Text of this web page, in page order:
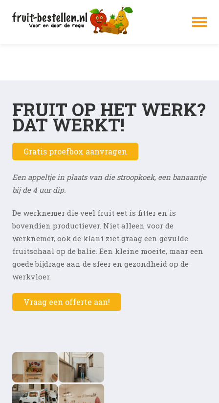
Mijn account
Alles over schoolfruit
Contact
Blog
FRUIT OP HET WERK?
DAT WERKT!
Gratis proefbox aanvragen
Een appeltje in plaats van die stroopkoek, een banaantje
bij de 4 uur dip.
De werknemer die veel fruit eet is fitter en is
bovendien productiever. Niet alleen voor de
werknemer, ook de klant ziet graag een gevulde
fruitschaal op de balie. Een kleine moeite, maar een
goede bijdrage aan de sfeer en gezondheid op de
werkvloer.
Vraag een offerte aan!